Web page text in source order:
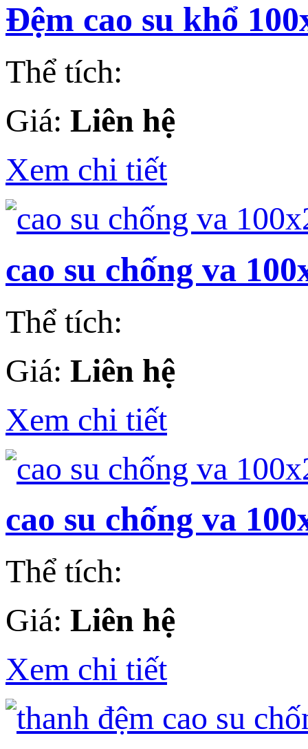
Đệm cao su khổ
Thể tích:
Giá: Liên hệ
Xem chi tiết
cao su chống va
Thể tích:
Giá: Liên hệ
Xem chi tiết
cao su chống va
Thể tích:
Giá: Liên hệ
Xem chi tiết